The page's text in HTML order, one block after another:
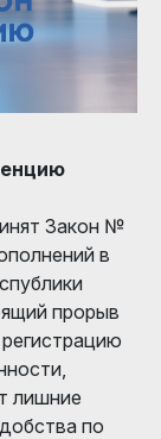
Закон №
в
прорыв
лишние
по